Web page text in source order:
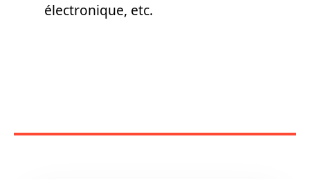
électronique, etc.